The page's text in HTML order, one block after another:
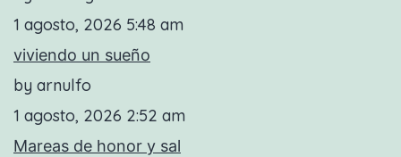
1 agosto, 2026 5:48 am
viviendo un sueño
by arnulfo
1 agosto, 2026 2:52 am
Mareas de honor y sal